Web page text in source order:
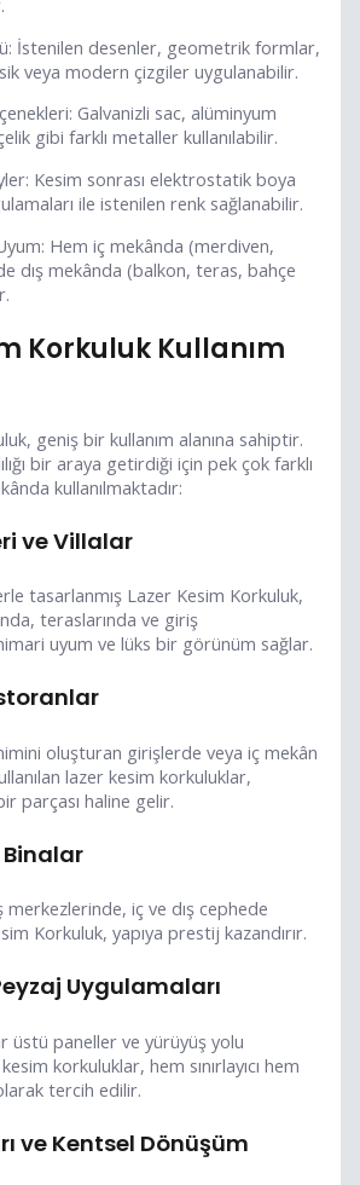
İstenilen desenler, geometrik formlar,
veya modern çizgiler uygulanabilir.
Galvanizli sac, alüminyum
gibi farklı metaller kullanılabilir.
Kesim sonrası elektrostatik boya
ile istenilen renk sağlanabilir.
Hem iç mekânda (merdiven,
dış mekânda (balkon, teras, bahçe
Korkuluk Kullanım
geniş bir kullanım alanına sahiptir.
bir araya getirdiği için pek çok farklı
kullanılmaktadır:
ve Villalar
tasarlanmış Lazer Kesim Korkuluk,
teraslarında ve giriş
uyum ve lüks bir görünüm sağlar.
oluşturan girişlerde veya iç mekân
lazer kesim korkuluklar,
parçası haline gelir.
iç ve dış cephede
Korkuluk, yapıya prestij kazandırır.
Uygulamaları
üstü paneller ve yürüyüş yolu
korkuluklar, hem sınırlayıcı hem
tercih edilir.
ve Kentsel Dönüşüm